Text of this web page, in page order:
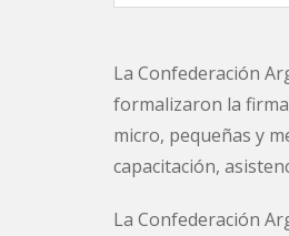
La Confederación
formalizaron la
micro, pequeñas y
capacitación,
La Confederación